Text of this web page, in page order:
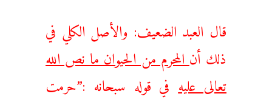
قال العبد الضعيف: والأصل الكلي في
ذلك أنالمحرم من الحيوان ما نص الله
تعالى عليه في قوله سبحانه :”حرمت